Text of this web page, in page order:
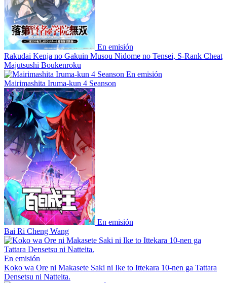
En emisión
Rakudai Kenja no Gakuin Musou Nidome no Tensei, S-Rank Cheat
Majutsushi Boukenroku
En emisión
Mairimashita Iruma-kun 4 Seanson
En emisión
Bai Ri Cheng Wang
En emisión
Koko wa Ore ni Makasete Saki ni Ike to Ittekara 10-nen ga Tattara
Densetsu ni Natteita.